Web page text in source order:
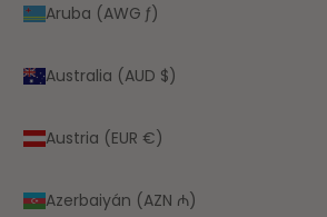
Aruba (AWG ƒ)
Australia (AUD $)
Austria (EUR €)
Azerbaiyán (AZN ₼)